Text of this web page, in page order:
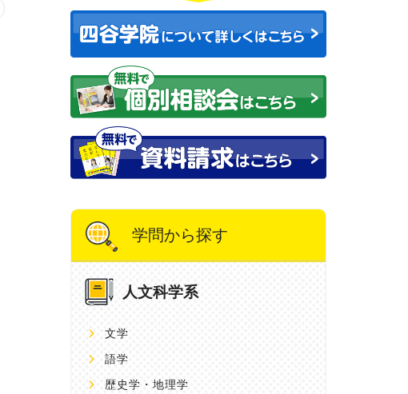
学問から探す
人文科学系
文学
語学
歴史学・地理学